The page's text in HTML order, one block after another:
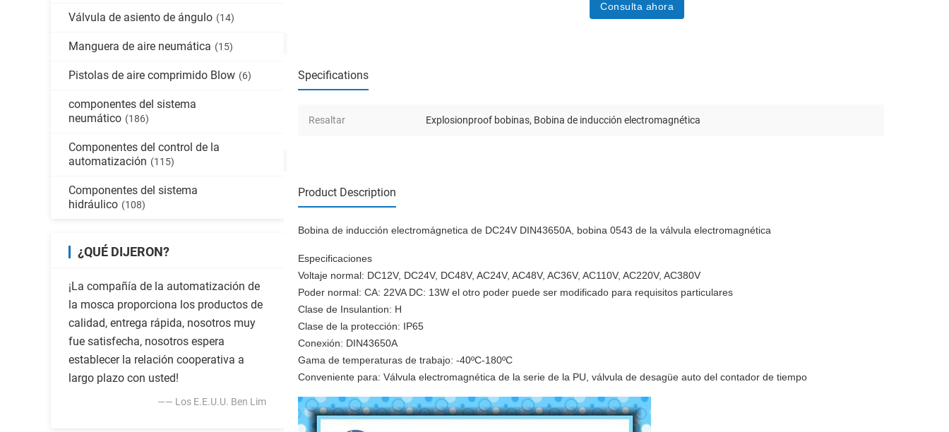
Válvula de asiento de ángulo (14)
Manguera de aire neumática (15)
Pistolas de aire comprimido Blow (6)
componentes del sistema
neumático (186)
Componentes del control de la
automatización (115)
Componentes del sistema
hidráulico (108)
¿QUÉ DIJERON?
¡La compañía de la automatización de
la mosca proporciona los productos de
calidad, entrega rápida, nosotros muy
fue satisfecha, nosotros espera
establecer la relación cooperativa a
largo plazo con usted!
—— Los E.E.U.U. Ben Lim
Consulta ahora
Specifications
Resaltar Explosionproof bobinas, Bobina de inducción electromagnética
Product Description
Bobina de inducción electromágnetica de DC24V DIN43650A, bobina 0543 de la válvula electromagnética
Especificaciones
Voltaje normal: DC12V, DC24V, DC48V, AC24V, AC48V, AC36V, AC110V, AC220V, AC380V
Poder normal: CA: 22VA DC: 13W el otro poder puede ser modificado para requisitos particulares
Clase de Insulantion: H
Clase de la protección: IP65
Conexión: DIN43650A
Gama de temperaturas de trabajo: -40ºC-180ºC
Conveniente para: Válvula electromagnética de la serie de la PU, válvula de desagüe auto del contador de tiempo